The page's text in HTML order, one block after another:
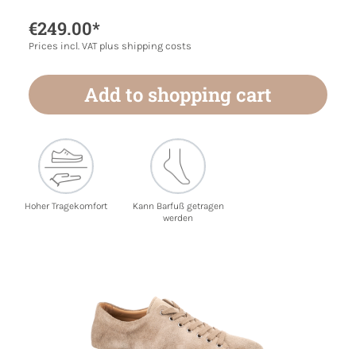
€249.00*
Prices incl. VAT plus shipping costs
Add to shopping cart
Hoher Tragekomfort
Kann Barfuß getragen
werden